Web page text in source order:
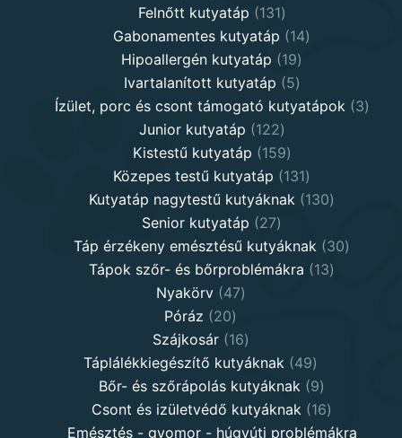
products
Felnőtt kutyatáp 131131
products
Gabonamentes kutyatáp 1414
Hipoallergén kutyatáp 1919
products
Ivartalanított kutyatáp 55
products
Ízület, porc és csont támogató kutyatápok 33
Junior kutyatáp 122122
products
Kistestű kutyatáp 159159
products
Közepes testű kutyatáp 131131
products
Kutyatáp nagytestű kutyáknak 130130
Senior kutyatáp 2727
products
Táp érzékeny emésztésű kutyáknak 3030
Tápok szőr- és bőrproblémákra 1313
Nyakörv 4747
Póráz 2020
products
Szájkosár 1616
products
Táplálékkiegészítő kutyáknak 4949
products
Bőr- és szőrápolás kutyáknak 99
products
Csont és izületvédő kutyáknak 1616
products
Emésztés - gyomor - húgyúti problémákra